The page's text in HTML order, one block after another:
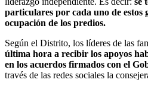
particulares por cada uno de estos
ocupación de los predios.
Según el Distrito, los líderes de las
última hora a recibir los apoyos
en los acuerdos firmados con el
través de las redes sociales la